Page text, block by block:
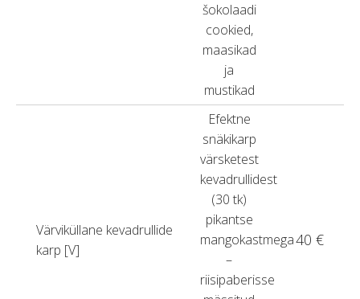
šokolaadi
cookied,
maasikad
ja
mustikad
Värviküllane kevadrullide
karp [V]
Efektne
snäkikarp
värsketest
kevadrullidest
(30 tk)
pikantse
mangokastmega
–
riisipaberisse
40 €